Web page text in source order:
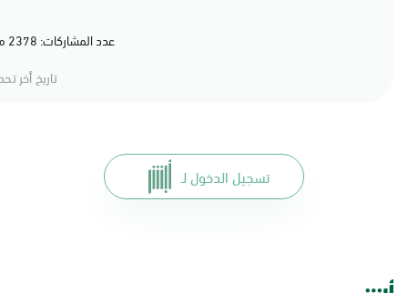
عدد المشاركات: 2378 مشاركة (30%) أعجبهم المحتوى
تاريخ أخر
تسجيل الدخول لـ